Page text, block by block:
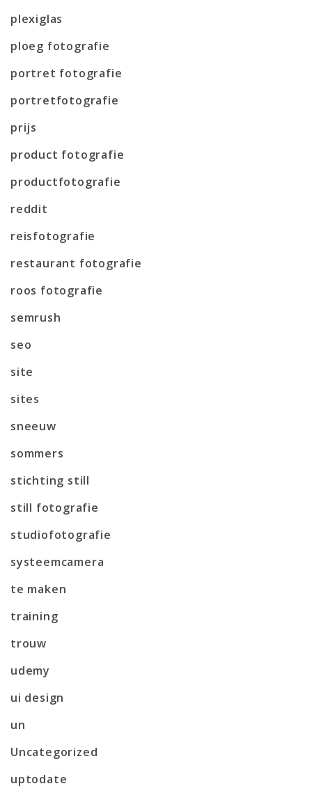
plexiglas
ploeg fotografie
portret fotografie
portretfotografie
prijs
product fotografie
productfotografie
reddit
reisfotografie
restaurant fotografie
roos fotografie
semrush
seo
site
sites
sneeuw
sommers
stichting still
still fotografie
studiofotografie
systeemcamera
te maken
training
trouw
udemy
ui design
un
Uncategorized
uptodate